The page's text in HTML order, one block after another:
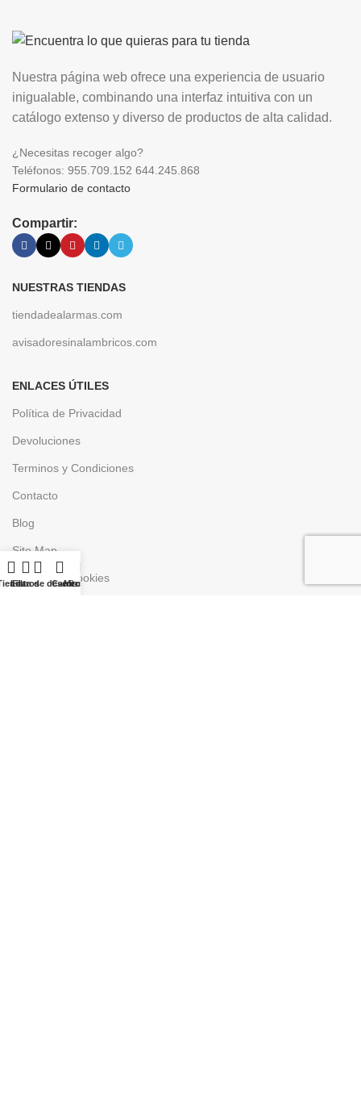
Nuestra página web ofrece una experiencia de usuario
inigualable, combinando una interfaz intuitiva con un
catálogo extenso y diverso de productos de alta calidad.
¿Necesitas recoger algo?
Teléfonos: 955.709.152 644.245.868
Formulario de contacto
Compartir:
NUESTRAS TIENDAS
tiendadealarmas.com
avisadoresinalambricos.com
ENLACES ÚTILES
Política de Privacidad
Devoluciones
Terminos y Condiciones
Contacto
Blog
Site Map
Política de Cookies
Filtros
Lista de deseos
Carrito
Mi cuenta